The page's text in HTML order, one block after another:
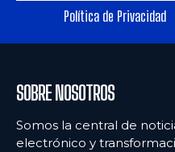
Ecommercenews
ARGENTINA
BOLIVIA
Ecommercenews
ARGENTINA
BOLIVIA
Política de Privacidad
SOBRE NOSOTROS
Somos la central de
electrónico y